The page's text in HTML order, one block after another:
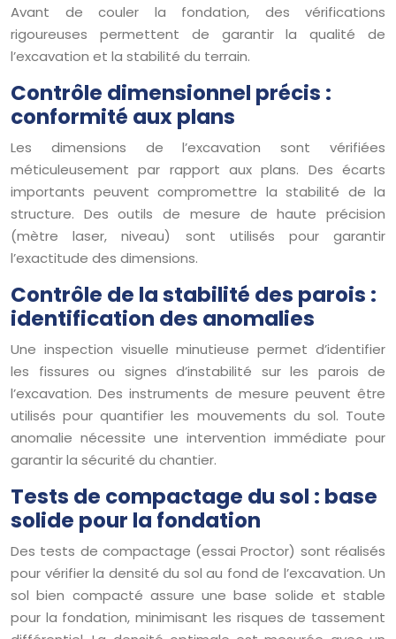
Avant de couler la fondation, des vérifications
rigoureuses permettent de garantir la qualité de
l’excavation et la stabilité du terrain.
Contrôle dimensionnel précis :
conformité aux plans
Les dimensions de l’excavation sont vérifiées
méticuleusement par rapport aux plans. Des écarts
importants peuvent compromettre la stabilité de la
structure. Des outils de mesure de haute précision
(mètre laser, niveau) sont utilisés pour garantir
l’exactitude des dimensions.
Contrôle de la stabilité des parois :
identification des anomalies
Une inspection visuelle minutieuse permet d’identifier
les fissures ou signes d’instabilité sur les parois de
l’excavation. Des instruments de mesure peuvent être
utilisés pour quantifier les mouvements du sol. Toute
anomalie nécessite une intervention immédiate pour
garantir la sécurité du chantier.
Tests de compactage du sol : base
solide pour la fondation
Des tests de compactage (essai Proctor) sont réalisés
pour vérifier la densité du sol au fond de l’excavation. Un
sol bien compacté assure une base solide et stable
pour la fondation, minimisant les risques de tassement